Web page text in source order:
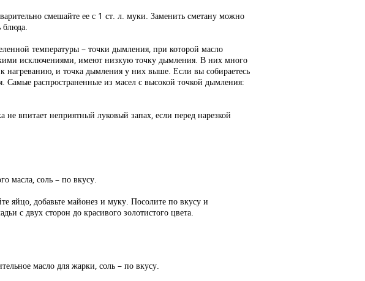
смешайте ее с 1 ст. л. муки. Заменить сметану можно
блюда.
температуры – точки дымления, при которой масло
исключениями, имеют низкую точку дымления. В них много
нагреванию, и точка дымления у них выше. Если вы собираетесь
Самые распространенные из масел с высокой точкой дымления:
впитает неприятный луковый запах, если перед нарезкой
масла, соль – по вкусу.
яйцо, добавьте майонез и муку. Посолите по вкусу и
с двух сторон до красивого золотистого цвета.
масло для жарки, соль – по вкусу.